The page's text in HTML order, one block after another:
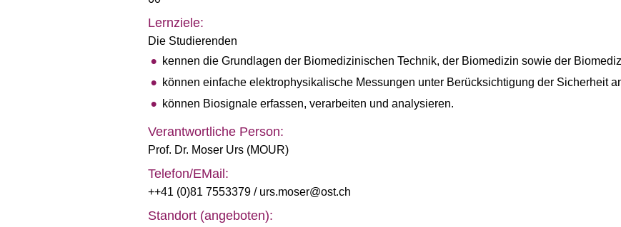
Lernziele:
Die Studierenden
kennen die Grundlagen der Biomedizinischen Technik, der Biomedizin sowie der
können einfache elektrophysikalische Messungen unter Berücksichtigung der Sicherheit
können Biosignale erfassen, verarbeiten und analysieren.
Verantwortliche Person:
Prof. Dr. Moser Urs (MOUR)
Telefon/EMail:
++41 (0)81 7553379 / urs.moser@ost.ch
Standort (angeboten):